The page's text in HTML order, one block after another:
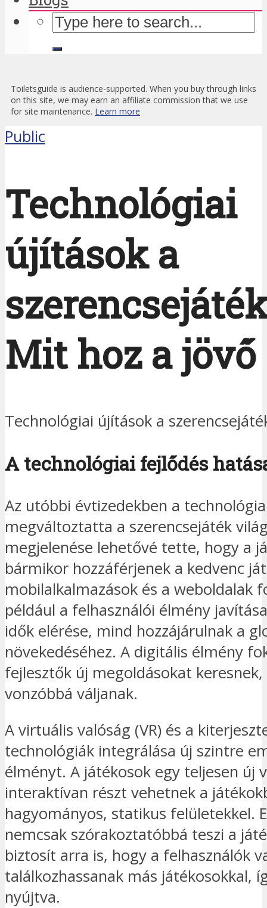
Toiletsguide is audience-supported. When you buy through links
on this site, we may earn an affiliate commission that we use
for site maintenance. Learn more
Public
Technológiai
újítások a
Mit hoz a jövő
Technológiai újítások a
A technológiai fejlődés
Az utóbbi évtizedekben a
megváltoztatta a szerencsejáték
megjelenése lehetővé tette, hogy a
bármikor hozzáférjenek a kedvenc
mobilalkalmazások és a weboldalak
például a felhasználói élmény
idők elérése, mind hozzájárulnak a
növekedéséhez. A digitális élmény
fejlesztők új megoldásokat
vonzóbbá váljanak.
A virtuális valóság (VR) és a
technológiák integrálása új szintre
élményt. A játékosok egy teljesen új
interaktívan részt vehetnek a
hagyományos, statikus felületekkel.
nemcsak szórakoztatóbbá teszi a
biztosít arra is, hogy a felhasználók
találkozhassanak más játékosokkal,
nyújtva.